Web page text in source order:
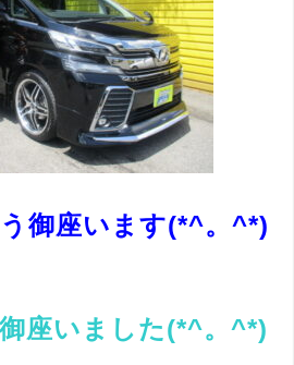
御座います(*^。^*)
座いました(*^。^*)